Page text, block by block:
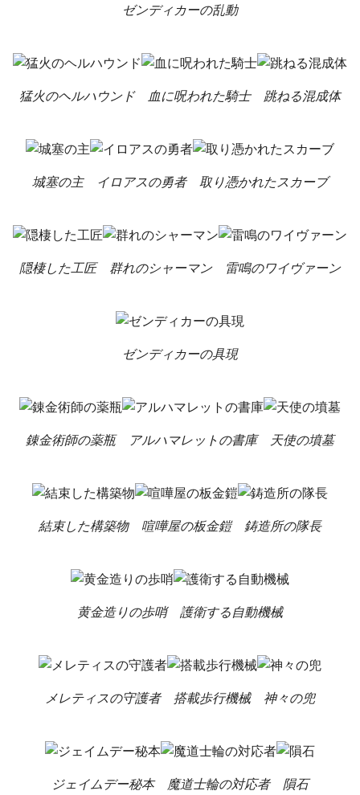
ゼンディカーの乱動
猛火のヘルハウンド 血に呪われた騎士 跳ねる混成体
城塞の主 イロアスの勇者 取り憑かれたスカーブ
隠棲した工匠 群れのシャーマン 雷鳴のワイヴァーン
ゼンディカーの具現
錬金術師の薬瓶 アルハマレットの書庫 天使の墳墓
結束した構築物 喧嘩屋の板金鎧 鋳造所の隊長
黄金造りの歩哨 護衛する自動機械
メレティスの守護者 搭載歩行機械 神々の兜
ジェイムデー秘本 魔道士輪の対応者 隕石